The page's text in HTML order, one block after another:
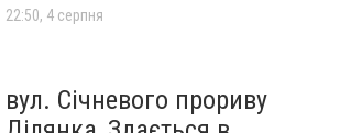
22:50, 4 серпня
вул. Січневого прориву